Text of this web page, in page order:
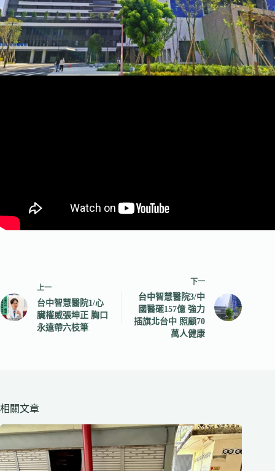
上一
台中智慧醫院1/心
臟權威張坤正 胸口
永遠帶六枝筆
下一
台中智慧醫院3/中
國醫砸157億 強力
插旗北台中 照顧70
萬人健康
相關文章